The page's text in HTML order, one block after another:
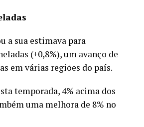
a sua estimava para
(+0,8%), um avanço de
em várias regiões do país.
temporada, 4% acima dos
uma melhora de 8% no